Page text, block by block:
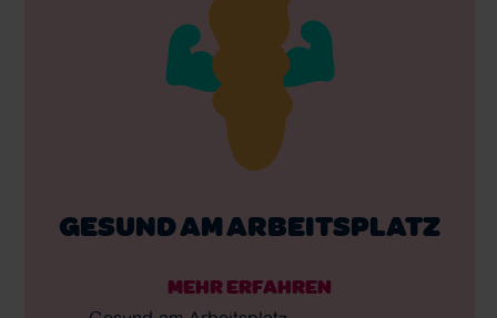
GESUND AM ARBEITSPLATZ
MEHR ERFAHREN